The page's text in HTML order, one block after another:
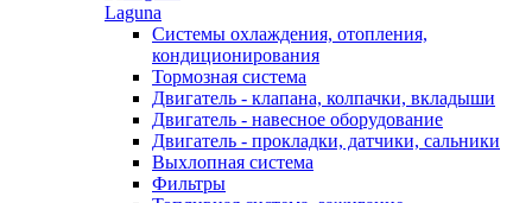
Laguna
Системы охлаждения, отопления,
кондиционирования
Тормозная система
Двигатель - клапана, колпачки, вкладыши
Двигатель - навесное оборудование
Двигатель - прокладки, датчики, сальники
Выхлопная система
Фильтры